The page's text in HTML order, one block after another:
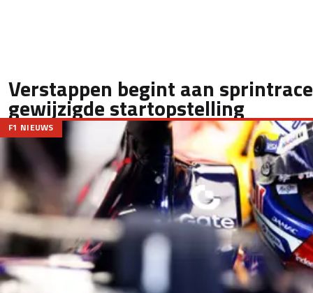
Verstappen begint aan
gewijzigde startopstelling
F1 NIEUWS